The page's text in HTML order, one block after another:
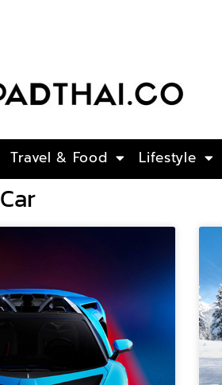
Travel & Food Lifestyle
Car